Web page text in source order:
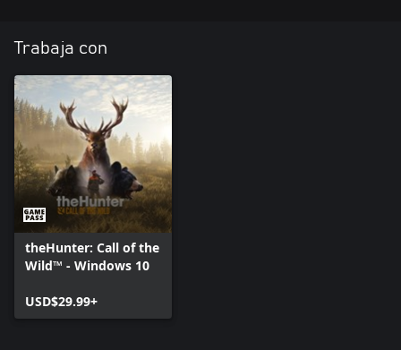
Trabaja con
theHunter: Call of the
Wild™ - Windows 10
USD$29.99+